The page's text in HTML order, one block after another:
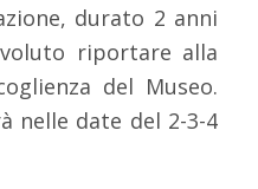
durato 2 anni
riportare alla
del Museo.
nelle date del 2-3-4